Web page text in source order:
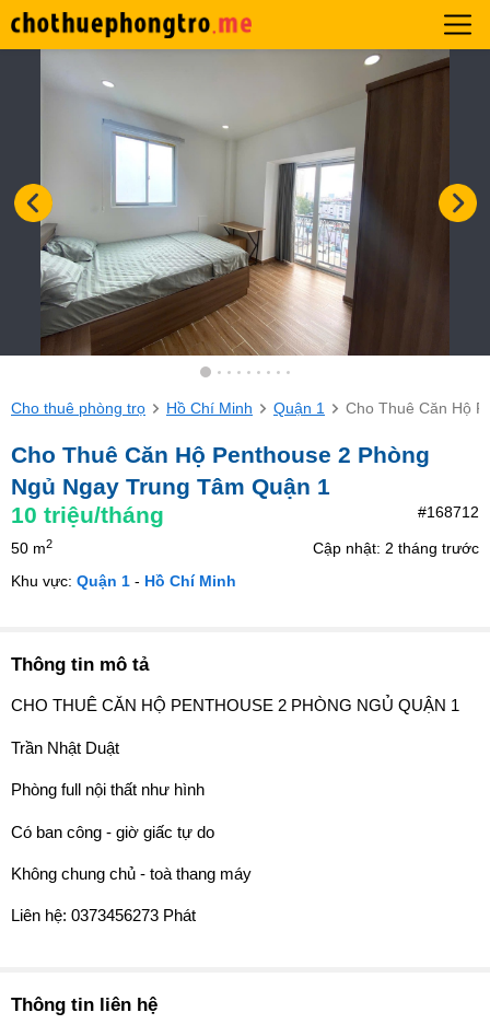
Cho thuê phòng trọ Hồ Chí Minh Quận 1 Cho Thuê Căn Hộ
Cho Thuê Căn Hộ Penthouse 2 Phòng
Ngủ Ngay Trung Tâm Quận 1
10 triệu/tháng #168712
50 m2
Cập nhật: 2 tháng trước
Khu vực: Quận 1 - Hồ Chí Minh
Thông tin mô tả
CHO THUÊ CĂN HỘ PENTHOUSE 2 PHÒNG NGỦ QUẬN 1
Trần Nhật Duật
Phòng full nội thất như hình
Có ban công - giờ giấc tự do
Không chung chủ - toà thang máy
Liên hệ: 0373456273 Phát
Thông tin liên hệ